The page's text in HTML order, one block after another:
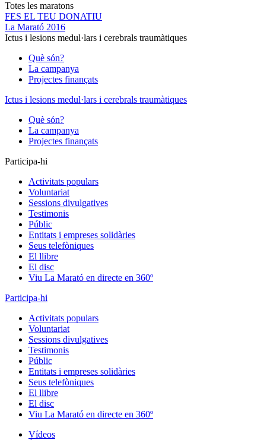
Totes les maratons
FES EL TEU DONATIU
La Marató 2016
Ictus i lesions medul·lars i cerebrals traumàtiques
Què són?
La campanya
Projectes finançats
Ictus i lesions medul·lars i cerebrals traumàtiques
Què són?
La campanya
Projectes finançats
Participa-hi
Activitats populars
Voluntariat
Sessions divulgatives
Testimonis
Públic
Entitats i empreses solidàries
Seus telefòniques
El llibre
El disc
Viu La Marató en directe en 360º
Participa-hi
Activitats populars
Voluntariat
Sessions divulgatives
Testimonis
Públic
Entitats i empreses solidàries
Seus telefòniques
El llibre
El disc
Viu La Marató en directe en 360º
Vídeos